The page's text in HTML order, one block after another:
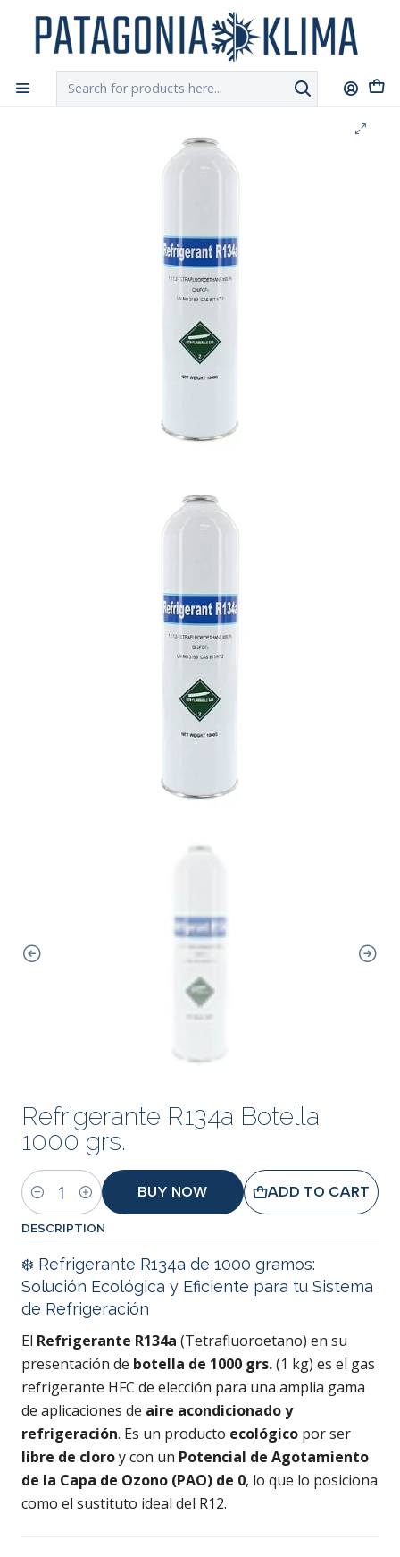
Chilexpress
Home Aire Acondicionado
Refrigerante R134a Botella 1000 grs.
Refrigerante R134a Botella
1000 grs.
Quantity
ADD TO CART
BUY NOW
DESCRIPTION
❄️ Refrigerante R134a de 1000 gramos:
Solución Ecológica y Eficiente para tu Sistema
de Refrigeración
El Refrigerante R134a (Tetrafluoroetano) en su
presentación de botella de 1000 grs.(1 kg) es el gas
refrigerante HFC de elección para una amplia gama
de aplicaciones de aire acondicionado y
refrigeración. Es un producto ecológico por ser
libre de cloroy con un Potencial de Agotamiento
de la Capa de Ozono (PAO) de 0, lo que lo posiciona
como el sustituto ideal del R12.